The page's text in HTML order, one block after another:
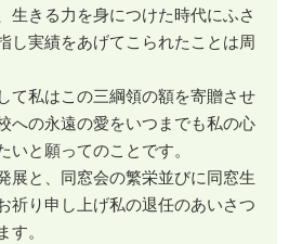
生きる力を身につけた時代にふさ
し実績をあげてこられたことは周
て私はこの三綱領の額を寄贈させ
への永遠の愛をいつまでも私の心
と願ってのことです。
展と、同窓会の繁栄並びに同窓生
祈り申し上げ私の退任のあいさつ
。